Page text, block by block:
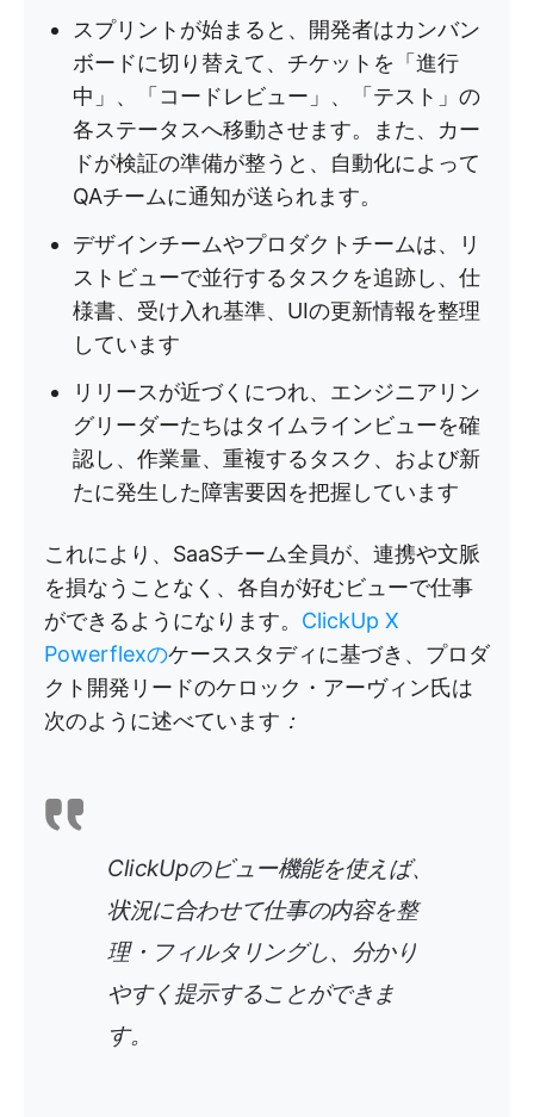
スプリントが始まると、開発者はカンバン
ボードに切り替えて、チケットを「進行
中」、「コードレビュー」、「テスト」の
各ステータスへ移動させます。また、カー
ドが検証の準備が整うと、自動化によって
QAチームに通知が送られます。
デザインチームやプロダクトチームは、リ
ストビューで並行するタスクを追跡し、仕
様書、受け入れ基準、UIの更新情報を整理
しています
リリースが近づくにつれ、エンジニアリン
グリーダーたちはタイムラインビューを確
認し、作業量、重複するタスク、および新
たに発生した障害要因を把握しています
これにより、SaaSチーム全員が、連携や文脈
を損なうことなく、各自が好むビューで仕事
ができるようになります。 ClickUp X
Powerflexのケーススタディに基づき、プロダ
クト開発リードのケロック・アーヴィン氏は
次のように述べています ：
ClickUpのビュー機能を使えば、
状況に合わせて仕事の内容を整
理・フィルタリングし、分かり
やすく提示することができま
す。